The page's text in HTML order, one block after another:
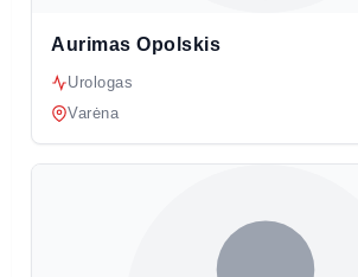
Aurimas Opolskis
Urologas
Varėna